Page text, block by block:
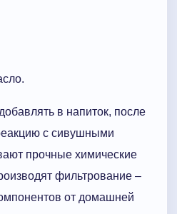
в напиток, после
с сивушными
прочные химические
фильтрование –
от домашней